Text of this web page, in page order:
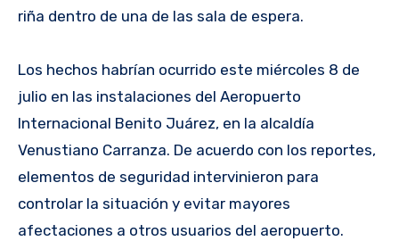
riña dentro de una de las sala de espera.
Los hechos habrían ocurrido este miércoles 8 de
julio en las instalaciones del Aeropuerto
Internacional Benito Juárez, en la alcaldía
Venustiano Carranza. De acuerdo con los reportes,
elementos de seguridad intervinieron para
controlar la situación y evitar mayores
afectaciones a otros usuarios del aeropuerto.